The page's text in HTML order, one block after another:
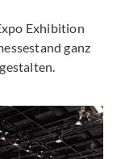
Exhibition
ganz